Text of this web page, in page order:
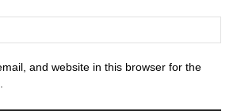
and website in this browser for the